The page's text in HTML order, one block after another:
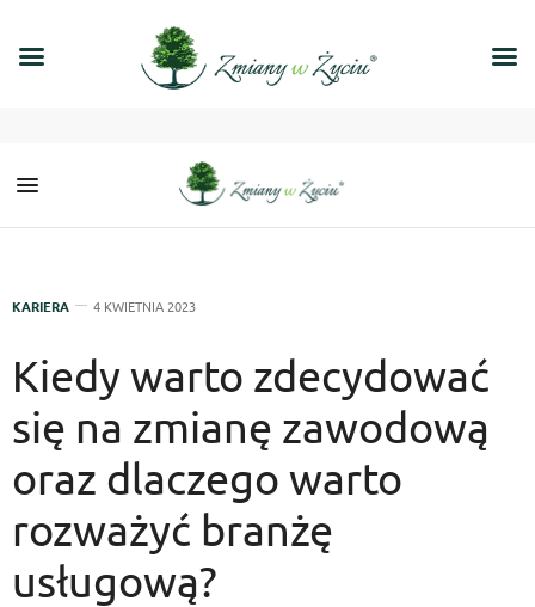
KARIERA 4 KWIETNIA 2023
Kiedy warto zdecydować
się na zmianę zawodową
oraz dlaczego warto
rozważyć branżę
usługową?